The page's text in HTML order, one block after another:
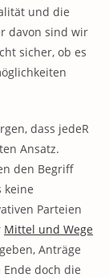
und die
davon sind wir
sicher, ob es
dass jedeR
Ansatz.
den Begriff
keine
Parteien
Mittel und Wege
Anträge
doch die